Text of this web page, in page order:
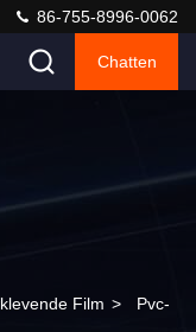
86-755-8996-0062
Chatten
Film > Pvc-